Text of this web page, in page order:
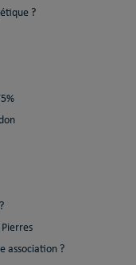
?
association ?